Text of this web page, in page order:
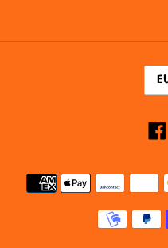
A
L
T
A